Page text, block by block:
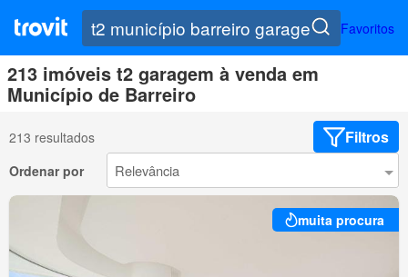
Favoritos
213 imóveis t2 garagem à venda em
Município de Barreiro
213 resultados Filtros
Ordenar por
muita procura